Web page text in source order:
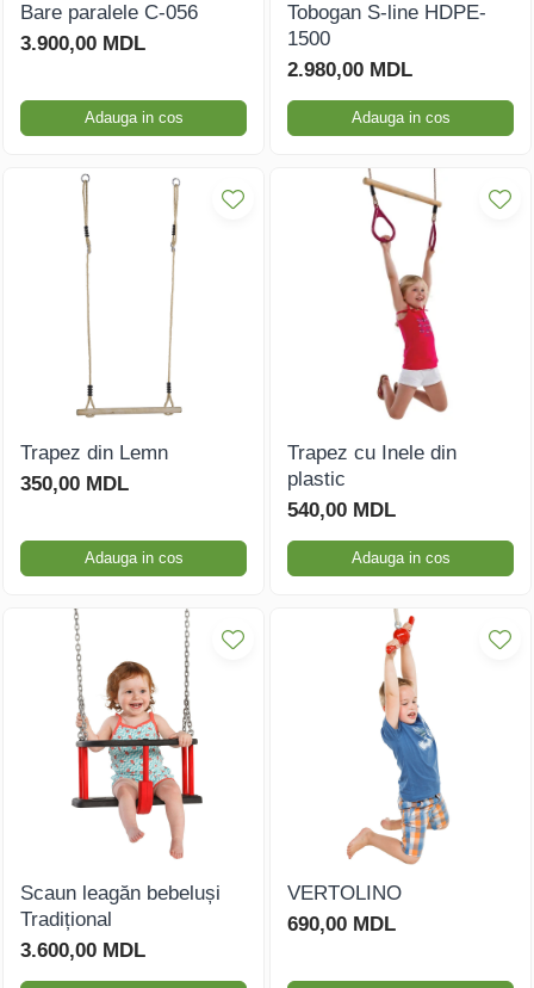
Bare paralele C-056
3.900,00 MDL
Adauga in cos
Tobogan S-line HDPE-
1500
2.980,00 MDL
Adauga in cos
Trapez din Lemn
350,00 MDL
Adauga in cos
Trapez cu Inele din
plastic
540,00 MDL
Adauga in cos
Scaun leagăn bebeluși
Tradițional
3.600,00 MDL
VERTOLINO
690,00 MDL